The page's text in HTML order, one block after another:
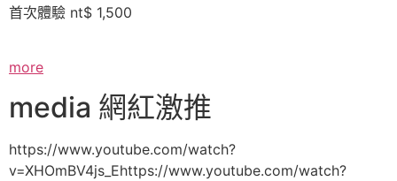
首次體驗 nt$ 1,500
more
media 網紅激推
https://www.youtube.com/watch?
v=XHOmBV4js_Ehttps://www.youtube.com/watch?